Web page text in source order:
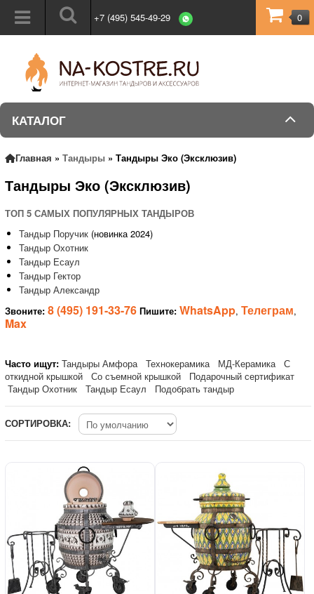
+7 (495) 545-49-29 0
КАТАЛОГ
Главная » Тандыры » Тандыры Эко (Эксклюзив)
Тандыры Эко (Эксклюзив)
ТОП 5 САМЫХ ПОПУЛЯРНЫХ ТАНДЫРОВ
Тандыр Поручик (новинка 2024)
Тандыр Охотник
Тандыр Есаул
Тандыр Гектор
Тандыр Александр
Звоните: 8 (495) 191-33-76 Пишите: WhatsApp, Телеграм,
Max
Часто ищут: Тандыры Амфора Технокерамика МД-Керамика
С
откидной крышкой
Со съемной крышкой
Подарочный сертификат
Тандыр Охотник
Тандыр Есаул Подобрать тандыр
СОРТИРОВКА: